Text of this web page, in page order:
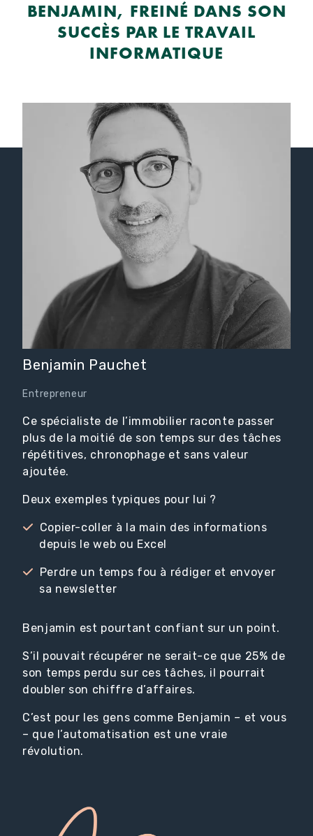
BENJAMIN, FREINÉ DANS SON
SUCCÈS PAR LE TRAVAIL
INFORMATIQUE
Benjamin Pauchet
Entrepreneur
Ce spécialiste de l’immobilier raconte passer
plus de la moitié de son temps sur des tâches
répétitives, chronophage et sans valeur
ajoutée.
Deux exemples typiques pour lui ?
Copier-coller à la main des informations
depuis le web ou Excel
Perdre un temps fou à rédiger et envoyer
sa newsletter
Benjamin est pourtant confiant sur un point.
S’il pouvait récupérer ne serait-ce que 25% de
son temps perdu sur ces tâches, il pourrait
doubler son chiffre d’affaires.
C’est pour les gens comme Benjamin – et vous
– que l’automatisation est une vraie
révolution.